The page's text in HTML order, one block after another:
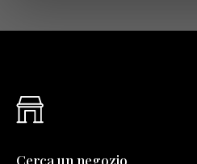
Cerca un negozio